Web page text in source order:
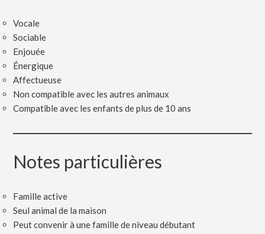
Vocale
Sociable
Enjouée
Énergique
Affectueuse
Non compatible avec les autres animaux
Compatible avec les enfants de plus de 10 ans
Notes particulières
Famille active
Seul animal de la maison
Peut convenir à une famille de niveau débutant